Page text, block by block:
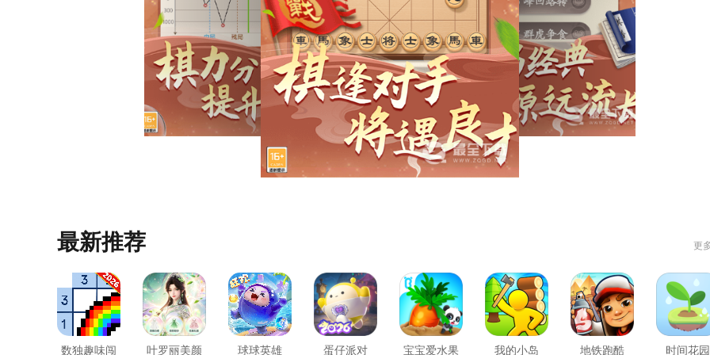
最新推荐 更
数独趣味闯 叶罗丽美颜 球球英雄 蛋仔派对 宝宝爱水果 我的小岛 地铁跑酷 时间花园